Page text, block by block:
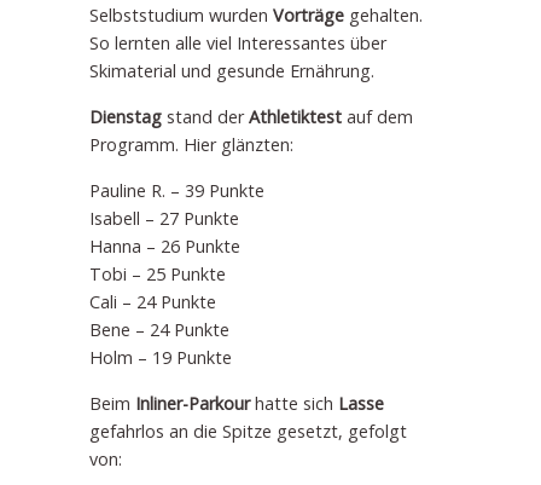
Selbststudium wurden Vorträge gehalten.
So lernten alle viel Interessantes über
Skimaterial und gesunde Ernährung.
Dienstag stand derAthletiktest auf dem
Programm. Hier glänzten:
Pauline R. – 39 Punkte
Isabell – 27 Punkte
Hanna – 26 Punkte
Tobi – 25 Punkte
Cali – 24 Punkte
Bene – 24 Punkte
Holm – 19 Punkte
Beim Inliner-Parkourhatte sich Lasse
gefahrlos an die Spitze gesetzt, gefolgt
von: